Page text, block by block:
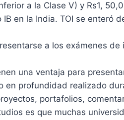
a la Clase V) y Rs1,
en la India. TOI se enteró
a los exámenes
una ventaja para
profundidad realizado
portafolios,
es que muchas